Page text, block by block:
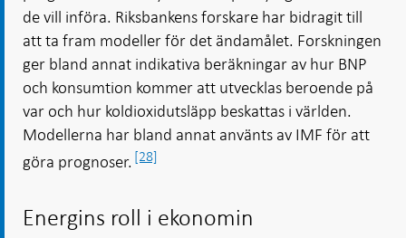
de vill införa. Riksbankens forskare har bidragit till
att ta fram modeller för det ändamålet. Forskningen
ger bland annat indikativa beräkningar av hur BNP
och konsumtion kommer att utvecklas beroende på
var och hur koldioxidutsläpp beskattas i världen.
Modellerna har bland annat använts av IMF för att
göra prognoser. [28]
Energins roll i ekonomin